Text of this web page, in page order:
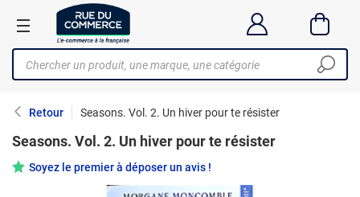
Retour Seasons. Vol. 2. Un hiver pour te résister
Seasons. Vol. 2. Un hiver pour te résister
Soyez le premier à déposer un avis !